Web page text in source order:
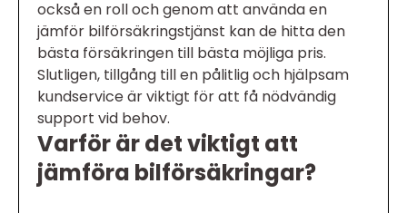
också en roll och genom att använda en
jämför bilförsäkringstjänst kan de hitta den
bästa försäkringen till bästa möjliga pris.
Slutligen, tillgång till en pålitlig och hjälpsam
kundservice är viktigt för att få nödvändig
support vid behov.
Varför är det viktigt att
jämföra bilförsäkringar?